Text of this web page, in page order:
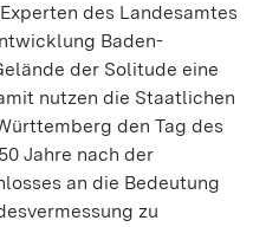
des Landesamtes
Baden-
der Solitude eine
nutzen die Staatlichen
den Tag des
Jahre nach der
an die Bedeutung
zu